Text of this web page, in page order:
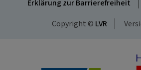
Erklärung zur Barrierefreiheit
Copyright © LVR